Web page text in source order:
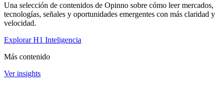
Una selección de contenidos de Opinno sobre cómo leer mercados,
tecnologías, señales y oportunidades emergentes con más claridad y
velocidad.
Explorar H1 Inteligencia
Más contenido
Ver insights